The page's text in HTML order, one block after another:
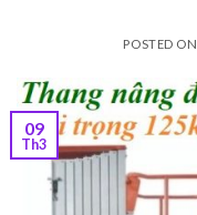
POSTED ON
09
Th3